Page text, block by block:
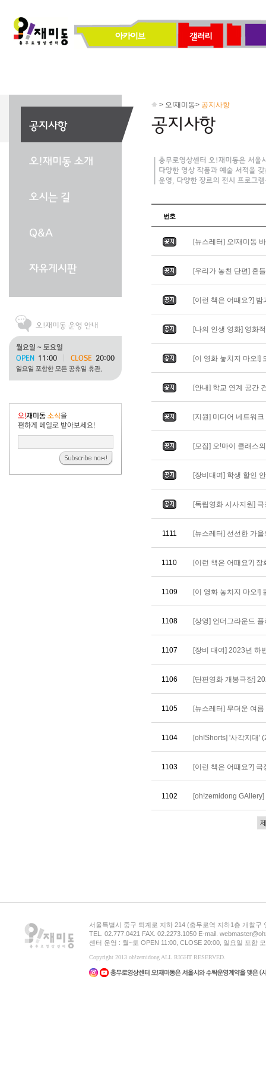
> 오!재미동> 공지사항
번호
[뉴스레터] 오!재미동
[우리가 놓친 단편] 흔
[이런 책은 어때요?]
[나의 인생 영화] 영화
[이 영화 놓치지 마오!]
[안내] 학교 연계 공간
[지원] 미디어 네트워
[모집] 오!마이 클래스
[장비대여] 학생 할인
[독립영화 시사지원]
1111 [뉴스레터] 선선한 가
1110 [이런 책은 어때요?]
1109 [이 영화 놓치지 마오!]
1108 [상영] 언더그라운드
1107 [장비 대여] 2023년 하
1106 [단편영화 개봉극장]
1105 [뉴스레터] 무더운 여
1104 [oh!Shorts] '사각지대'
1103 [이런 책은 어때요?]
1102 [oh!zemidong
서울특별시 중구 퇴계로 지하 214 (충무로역 지하1층 개찰구
TEL. 02.777.0421 FAX. 02.2273.1050 E-mail.
센터 운영 : 월~토 OPEN 11:00, CLOSE 20:00, 일요일 포함
Copyright 2013 oh!zemidong ALL RIGHT RESERVED.